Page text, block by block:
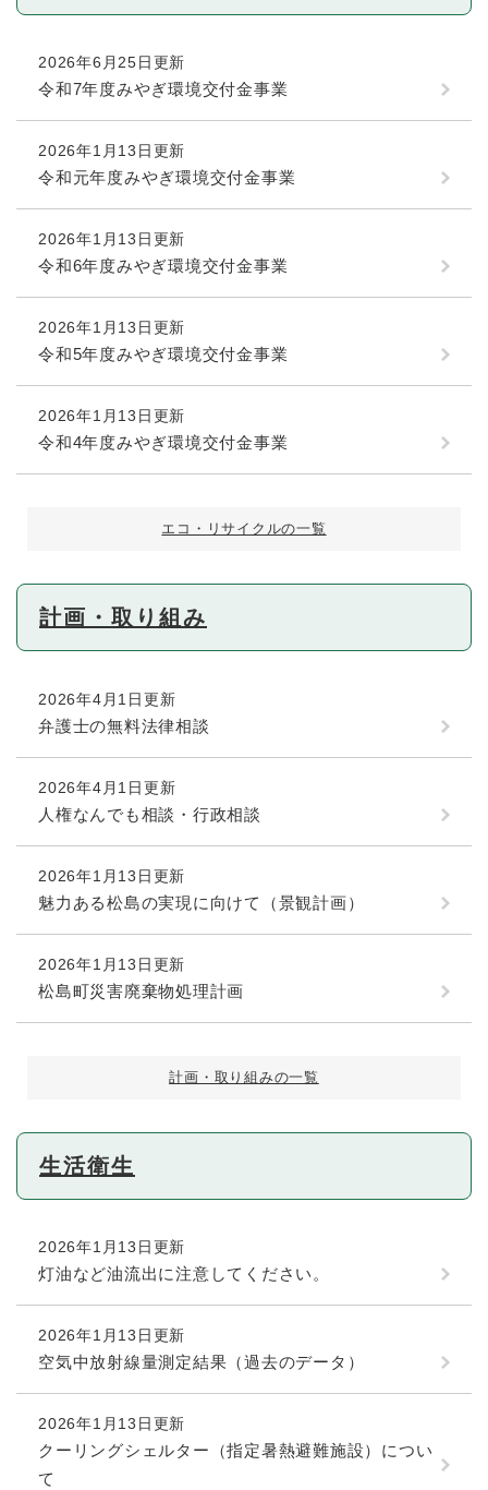
2026年6月25日更新
令和7年度みやぎ環境交付金事業
2026年1月13日更新
令和元年度みやぎ環境交付金事業
2026年1月13日更新
令和6年度みやぎ環境交付金事業
2026年1月13日更新
令和5年度みやぎ環境交付金事業
2026年1月13日更新
令和4年度みやぎ環境交付金事業
エコ・リサイクルの一覧
計画・取り組み
2026年4月1日更新
弁護士の無料法律相談
2026年4月1日更新
人権なんでも相談・行政相談
2026年1月13日更新
魅力ある松島の実現に向けて（景観計画）
2026年1月13日更新
松島町災害廃棄物処理計画
計画・取り組みの一覧
生活衛生
2026年1月13日更新
灯油など油流出に注意してください。
2026年1月13日更新
空気中放射線量測定結果（過去のデータ）
2026年1月13日更新
クーリングシェルター（指定暑熱避難施設）につい
て